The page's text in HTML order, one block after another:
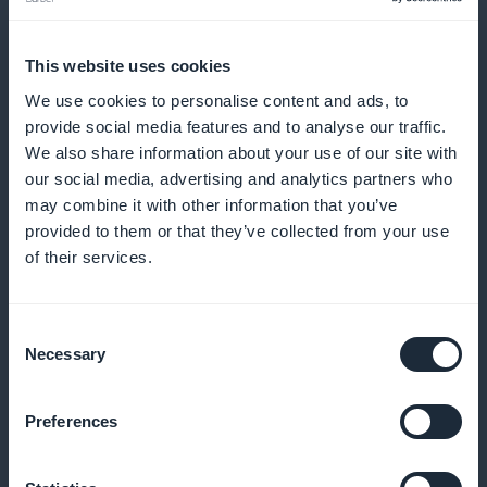
This website uses cookies
We use cookies to personalise content and ads, to
provide social media features and to analyse our traffic.
We also share information about your use of our site with
our social media, advertising and analytics partners who
may combine it with other information that you’ve
provided to them or that they’ve collected from your use
of their services.
Selection
Necessary
Preferences
Gedetailleerde abonnementsstatistieken
Abonnementspromotie op de startpagina